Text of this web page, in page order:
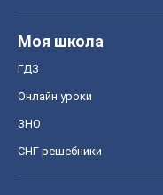
Моя школа
ГДЗ
Онлайн уроки
ЗНО
СНГ решебники